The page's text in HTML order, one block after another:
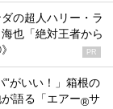
の超人ハリー・ラ
也「絶対王者から
PR
”がいい！」箱根の
語る「エアー®サ